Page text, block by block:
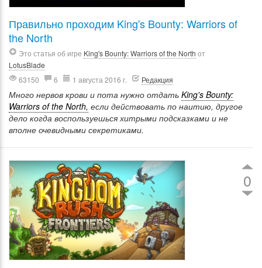
Правильно проходим King's Bounty: Warriors of
the North
Это статья об игре King's Bounty: Warriors of the North от
LotusBlade
63150
6 1 августа 2016 г. Редакция
Много нервов крови и пота нужно отдать King's Bounty:
Warriors of the North, если действовать по наитию, другое
дело когда воспользуешься хитрыми подсказками и не
вполне очевидными секретиками.
0